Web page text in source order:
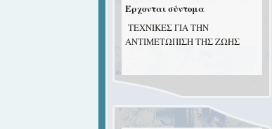
Έρχονται σύντομα
TEXNIKEΣ ΓIA THN
ANTIMETΩΠIΣH THΣ ZΩHΣ